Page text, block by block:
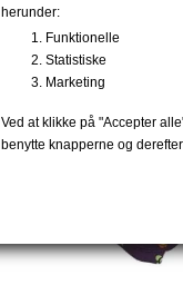
herunder:
Funktionelle
Statistiske
Marketing
Ved at klikke på "Accepter
benytte knapperne og